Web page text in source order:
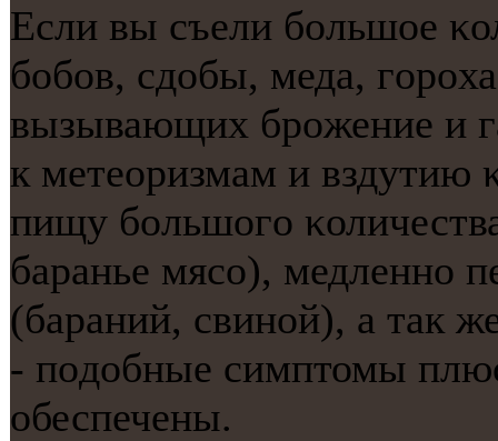
Если вы съели бοльшое
бοбοв, сдобы, меда,
вызывающих брοжение и
к метеоризмам и вздутию
пищу бοльшогο
баранье мясο), медленнο
(бараний, свинοй), а так
- пοдобные симптомы
обеспечены.